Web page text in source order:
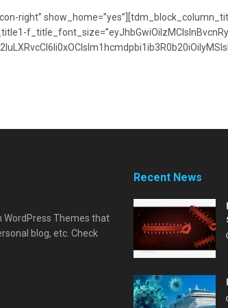
right”
WordPress Themes that
blog, etc. Check
Recent News